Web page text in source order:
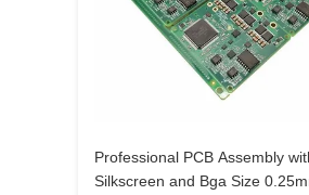
Professional PCB Assembly
Silkscreen and Bga Size